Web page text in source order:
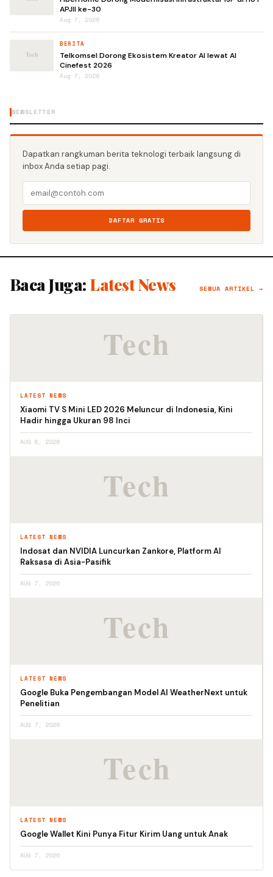
APJII ke-30
Aug 7, 2026
BERITA
Telkomsel Dorong Ekosistem Kreator AI lewat AI
Cinefest 2026
Aug 7, 2026
NEWSLETTER
Dapatkan rangkuman berita teknologi terbaik langsung di
inbox Anda setiap pagi.
DAFTAR GRATIS
Baca Juga: Latest News SEMUA ARTIKEL →
LATEST NEWS
Xiaomi TV S Mini LED 2026 Meluncur di Indonesia, Kini
Hadir hingga Ukuran 98 Inci
AUG 6, 2026
LATEST NEWS
Indosat dan NVIDIA Luncurkan Zankore, Platform AI
Raksasa di Asia-Pasifik
AUG 7, 2026
LATEST NEWS
Google Buka Pengembangan Model AI WeatherNext untuk
Penelitian
AUG 7, 2026
LATEST NEWS
Google Wallet Kini Punya Fitur Kirim Uang untuk Anak
AUG 7, 2026